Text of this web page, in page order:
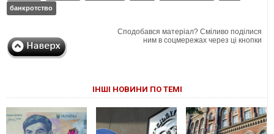
банкротство
Сподобався матеріал? Сміливо поділися
ним в соцмережах через ці кнопки
ІНШІ НОВИНИ ПО ТЕМІ